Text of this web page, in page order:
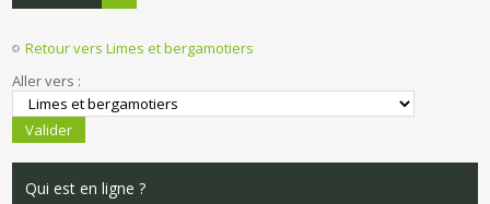
Retour vers Limes et bergamotiers
Aller vers :
Qui est en ligne ?